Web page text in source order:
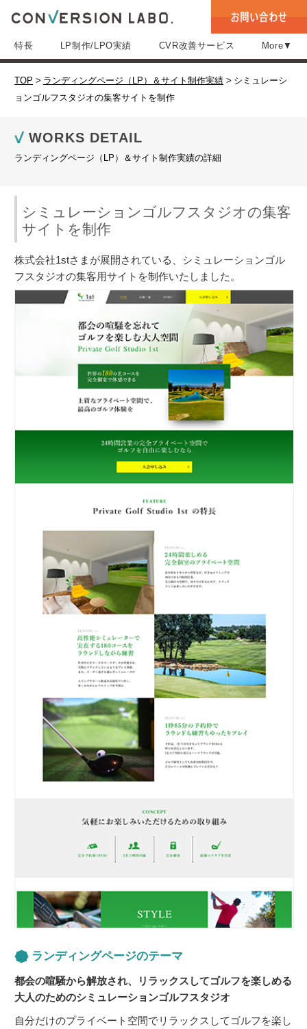
特長 LP制作/LPO実績 CVR改善サービス More▼
TOP > ランディングページ（LP）＆サイト制作実績 > シミュレーシ
ョンゴルフスタジオの集客サイトを制作
WORKS DETAIL
ランディングページ（LP）＆サイト制作実績の詳細
シミュレーションゴルフスタジオの集客
サイトを制作
株式会社1stさまが展開されている、シミュレーションゴル
フスタジオの集客用サイトを制作いたしました。
ランディングページのテーマ
都会の喧騒から解放され、リラックスしてゴルフを楽しめる
大人のためのシミュレーションゴルフスタジオ
自分だけのプライベート空間でリラックスしてゴルフを楽し